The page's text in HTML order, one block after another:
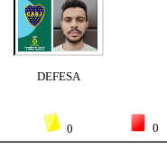
DEFESA
0 0